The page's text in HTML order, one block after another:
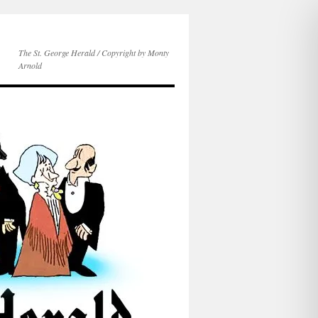
The St. George Herald / Copyright by Monty
Arnold